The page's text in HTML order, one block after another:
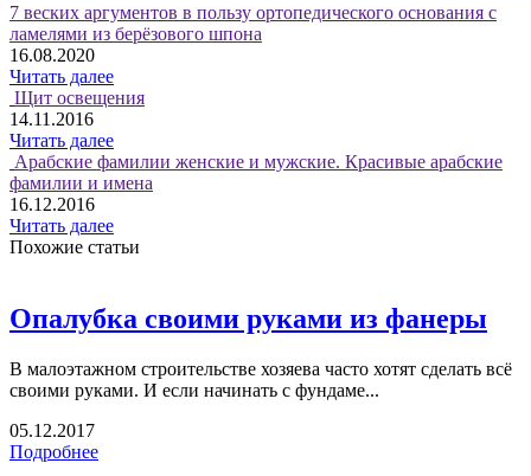
7 веских аргументов в пользу ортопедического основания с
ламелями из берёзового шпона
16.08.2020
Читать далее
Щит освещения
14.11.2016
Читать далее
Арабские фамилии женские и мужские. Красивые арабские
фамилии и имена
16.12.2016
Читать далее
Похожие статьи
Опалубка своими руками из фанеры
В малоэтажном строительстве хозяева часто хотят сделать всё
своими руками. И если начинать с фундаме...
05.12.2017
Подробнее